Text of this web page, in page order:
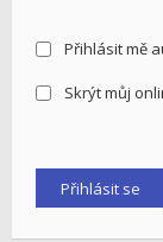
Přihlásit mě
Skrýt můj